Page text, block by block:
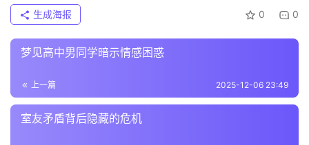
0 0
生成海报
梦见高中男同学暗示情感困惑
上一篇 2025-12-06 23:49
室友矛盾背后隐藏的危机